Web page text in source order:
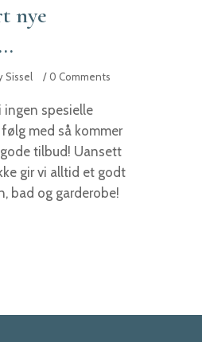
nye
Sissel 0 Comments
ingen spesielle
med så kommer
tilbud! Uansett
gir vi alltid et godt
bad og garderobe!